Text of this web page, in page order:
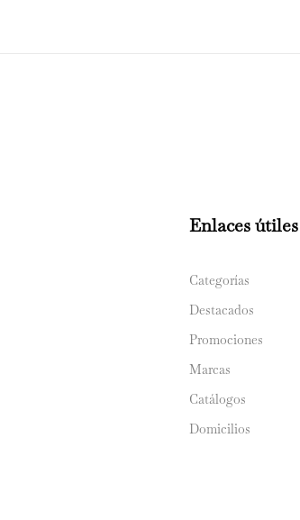
Enlaces útiles
Categorías
Destacados
Promociones
Marcas
Catálogos
Domicilios